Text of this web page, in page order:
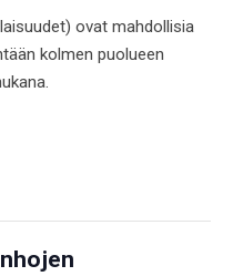
ovat mahdollisia
kolmen puolueen